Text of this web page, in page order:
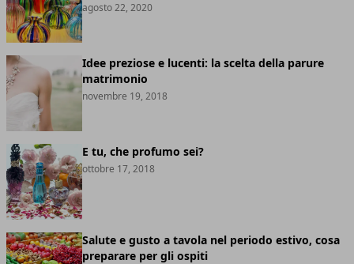
agosto 22, 2020
Idee preziose e lucenti: la scelta della parure
matrimonio
novembre 19, 2018
E tu, che profumo sei?
ottobre 17, 2018
Salute e gusto a tavola nel periodo estivo, cosa
preparare per gli ospiti